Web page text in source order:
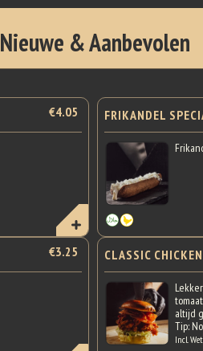
Nieuwe & Aanbevolen
€4.05 FRIKANDEL
€3.25 CLASSIC
altijd
Tip:
Incl.